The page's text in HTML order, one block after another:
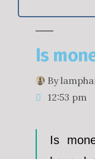
Is
By
12:53 pm
Is